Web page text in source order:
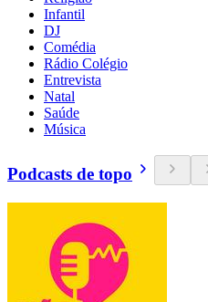
Infantil
DJ
Comédia
Rádio Colégio
Entrevista
Natal
Saúde
Música
Podcasts de topo